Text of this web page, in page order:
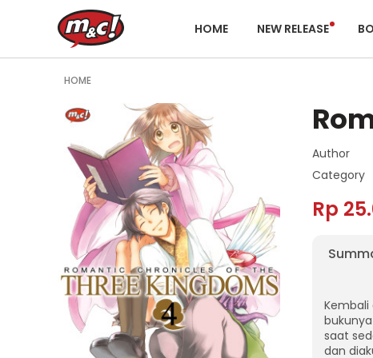
HOME NEW RELEASE
HOME
Author
Category
Rp
saat
dan